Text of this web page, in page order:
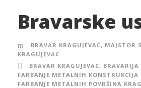
Bravarske
BRAVAR KRAGUJEVAC, MAJSTOR
KRAGUJEVAC
BRAVAR KRAGUJEVAC, BRAVARIJA
FARBANJE METALNIH KONSTRUKCIJA
FARBANJE METALNIH POVRŠINA